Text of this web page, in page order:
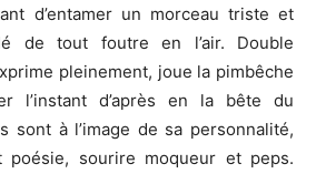
d’entamer un morceau triste et
de tout foutre en l’air. Double
pleinement, joue la pimbêche
l’instant d’après en la bête du
sont à l’image de sa personnalité,
poésie, sourire moqueur et peps.